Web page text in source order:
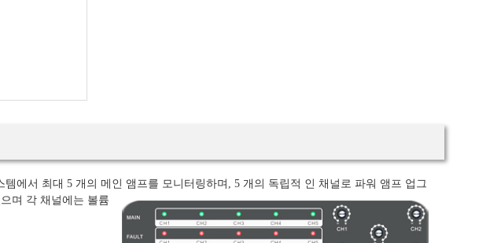
템에서 최대 5 개의 메인 앰프를 모니터링하며, 5 개의 독립적 인 채널로 파워 앰프 업그
며 각 채널에는 볼륨